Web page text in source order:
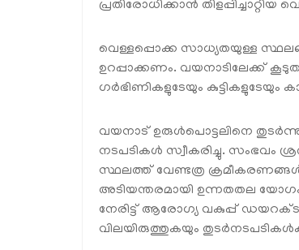
പ്രതിരോധിക്കാൻ തിളപ്പിച്ചാറ്റിയ
വെള്ളപ്പൊക്ക സാധ്യതയുള്ള
ഉറപ്പാക്കണം. വയനാടിലേക്ക്
ഗർഭിണികളുടേയും കുട്ടികളുടേയും
വയനാട് ഉരുൾപൊട്ടലിനെ
നടപടികൾ സ്വീകരിച്ചു. സംഭവം
സ്ഥലത്ത് വേണ്ടത്ര ക്രമീകരണങ്ങൾ
അടിയന്തരമായി ഉന്നതതല യോഗം
നേരിട്ട് ആരോഗ്യ വകുപ്പ്
വിലയിരുത്തുകയും